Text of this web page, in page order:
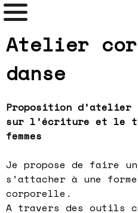
Atelier
danse
Proposition d’atelier
sur l’écriture et le
femmes
Je propose de faire
s’attacher à une
corporelle.
A travers des outils